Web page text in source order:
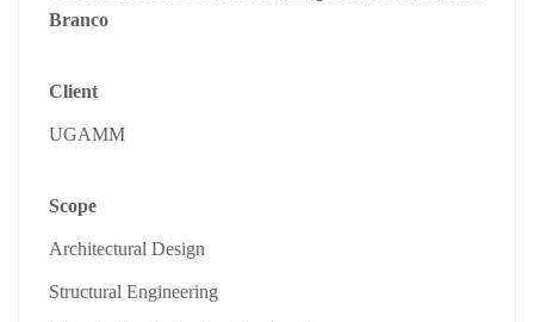
Branco
Client
UGAMM
Scope
Architectural Design
Structural Engineering